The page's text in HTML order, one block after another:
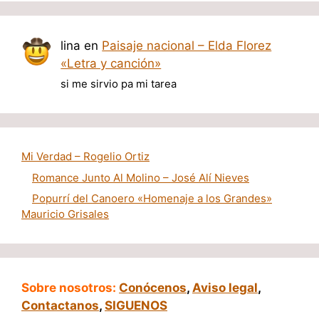
lina en Paisaje nacional – Elda Florez
«Letra y canción»
si me sirvio pa mi tarea
Mi Verdad – Rogelio Ortiz
Romance Junto Al Molino – José Alí Nieves
Popurrí del Canoero «Homenaje a los Grandes»
Mauricio Grisales
Sobre nosotros: Conócenos, Aviso legal,
Contactanos, SIGUENOS